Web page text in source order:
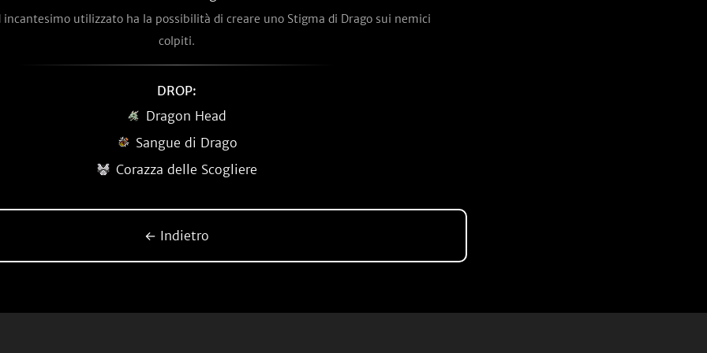
utilizzato ha la possibilità di creare uno Stigma di Drago sui nemici
colpiti.
DROP:
Dragon Head
Sangue di Drago
Corazza delle Scogliere
← Indietro